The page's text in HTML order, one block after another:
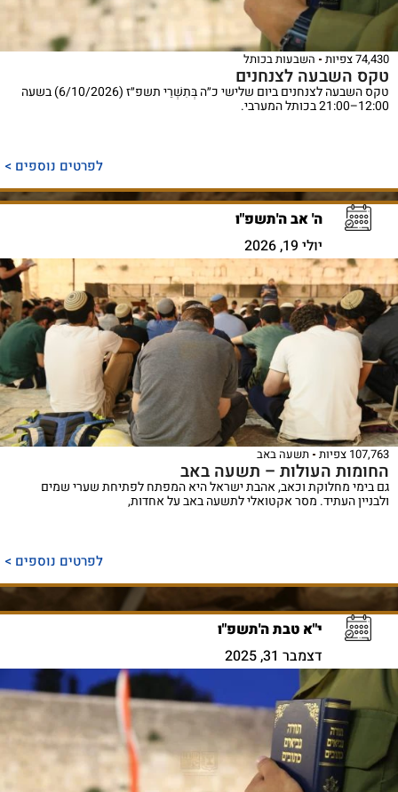
74,430 צפיות השבעות בכותל
טקס השבעה לצנחנים
טקס השבעה לצנחנים ביום שלישי כ״ה בְּתִשְׁרֵי תשפ״ז (6/10/2026) בשעה
12:00–21:00 בכותל המערבי.
לפרטים נוספים >
ה' אב ה'תשפ"ו
יולי 19, 2026
107,763 צפיות תשעה באב
החומות העולות – תשעה באב
גם בימי מחלוקת וכאב, אהבת ישראל היא המפתח לפתיחת שערי שמים
ולבניין העתיד. מסר אקטואלי לתשעה באב על אחדות,
לפרטים נוספים >
י"א טבת ה'תשפ"ו
דצמבר 31, 2025